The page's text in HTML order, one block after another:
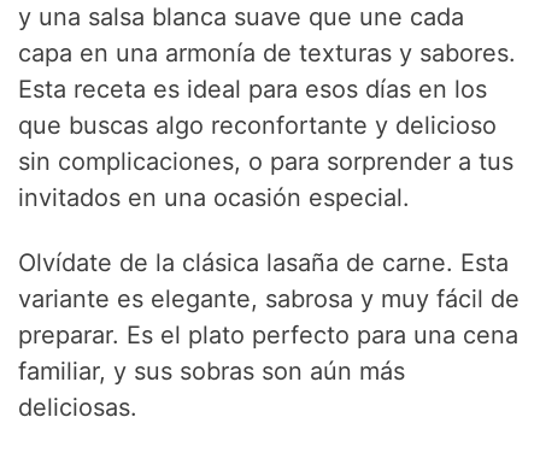
y una salsa blanca suave que une cada
capa en una armonía de texturas y sabores.
Esta receta es ideal para esos días en los
que buscas algo reconfortante y delicioso
sin complicaciones, o para sorprender a tus
invitados en una ocasión especial.
Olvídate de la clásica lasaña de carne. Esta
variante es elegante, sabrosa y muy fácil de
preparar. Es el plato perfecto para una cena
familiar, y sus sobras son aún más
deliciosas.